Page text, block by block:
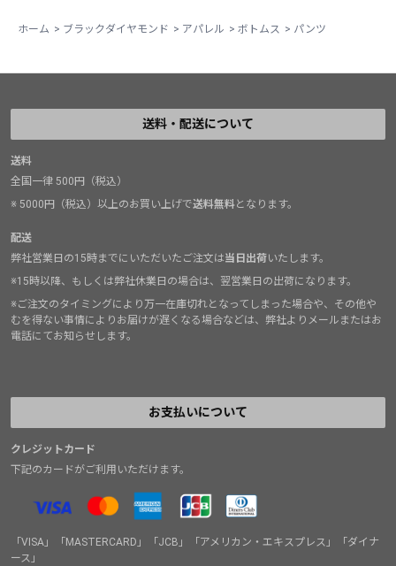
ホーム > ブラックダイヤモンド > アパレル > ボトムス > パンツ
送料・配送について
送料
全国一律 500円（税込）
※ 5000円（税込）以上のお買い上げで送料無料となります。
配送
弊社営業日の15時までにいただいたご注文は当日出荷いたします。
※15時以降、もしくは弊社休業日の場合は、翌営業日の出荷になります。
※ご注文のタイミングにより万一在庫切れとなってしまった場合や、その他や
むを得ない事情によりお届けが遅くなる場合などは、弊社よりメールまたはお
電話にてお知らせします。
お支払いについて
クレジットカード
下記のカードがご利用いただけます。
「VISA」「MASTERCARD」「JCB」「アメリカン・エキスプレス」「ダイナ
ース」